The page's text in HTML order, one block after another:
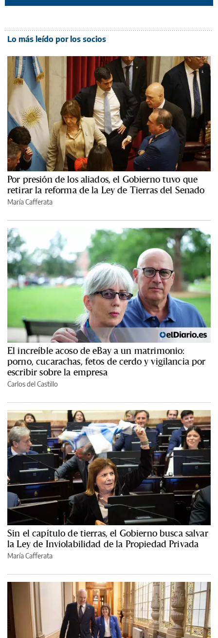
Lo más leído por los socios
Por presión de los aliados, el Gobierno tuvo que
retirar la reforma de la Ley de Tierras del Senado
María Cafferata
El increíble acoso de eBay a un matrimonio:
porno, cucarachas, fetos de cerdo y vigilancia por
escribir sobre la empresa
Carlos del Castillo
Sin el capítulo de tierras, el Gobierno busca salvar
la Ley de Inviolabilidad de la Propiedad Privada
María Cafferata